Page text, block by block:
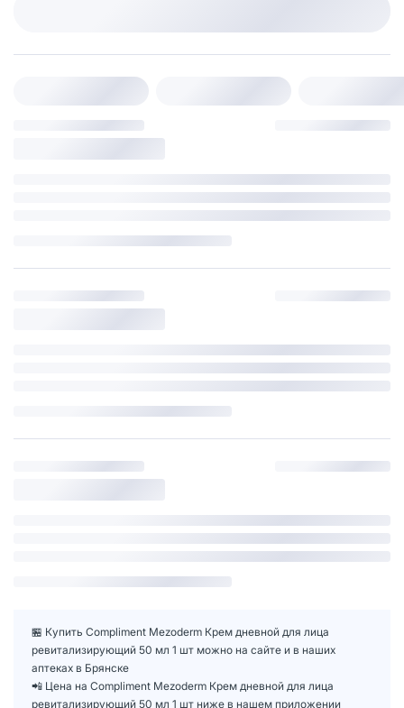
🏪 Купить Compliment Mezoderm Крем дневной для лица
ревитализирующий 50 мл 1 шт можно на сайте и в наших
аптеках в Брянске
📲 Цена на Compliment Mezoderm Крем дневной для лица
ревитализирующий 50 мл 1 шт ниже в нашем приложении